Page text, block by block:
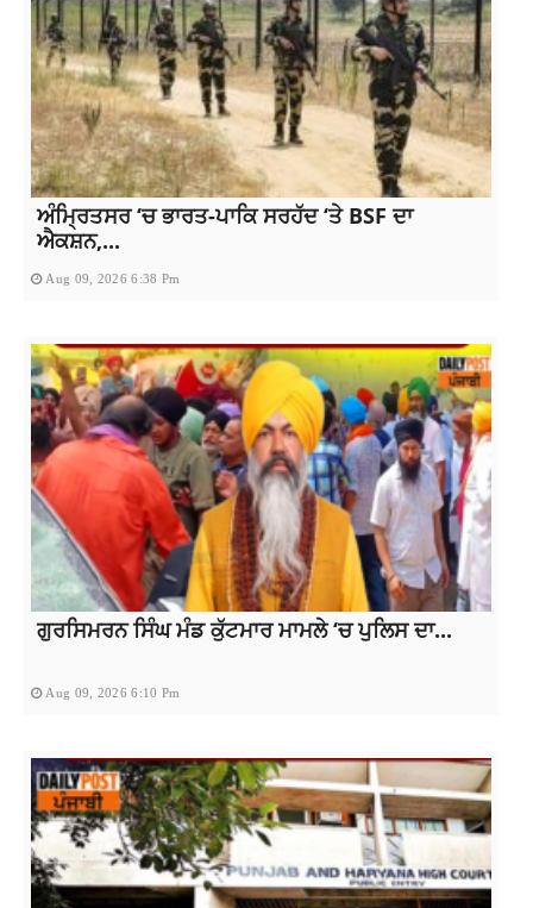
ਅੰਮ੍ਰਿਤਸਰ ‘ਚ ਭਾਰਤ-ਪਾਕਿ ਸਰਹੱਦ ‘ਤੇ BSF ਦਾ
ਐਕਸ਼ਨ,...
Aug 09, 2026 6:38 Pm
ਗੁਰਸਿਮਰਨ ਸਿੰਘ ਮੰਡ ਕੁੱਟਮਾਰ ਮਾਮਲੇ ‘ਚ ਪੁਲਿਸ ਦਾ...
Aug 09, 2026 6:10 Pm